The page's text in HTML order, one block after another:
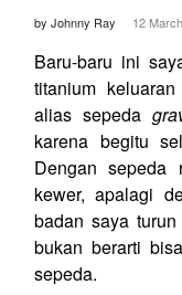
by Johnny Ray 12
Baru-baru ini
titanium
alias sepeda
karena begitu
Dengan
kewer, apalagi
badan saya
bukan berarti
sepeda.